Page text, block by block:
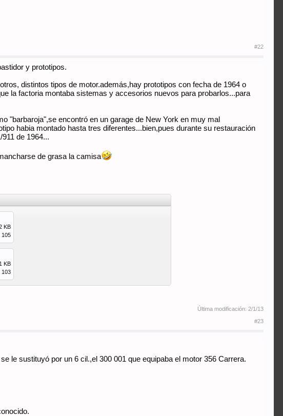
#22
y prototipos.
distintos tipos de motor.además,hay prototipos con fecha de 1964 o
la factoria montaba sistemas y accesorios nuevos para probarlos...para
"barbaroja",se encontró en un garage de New York en muy mal
habia montado hasta tres diferentes...bien,pues durante su restauración
de 1964...
de grasa la camisa
KB
105
KB
103
Última modificación: 2/1/13
#23
le sustituyó por un 6 cil.,el 300 001 que equipaba el motor 356 Carrera.